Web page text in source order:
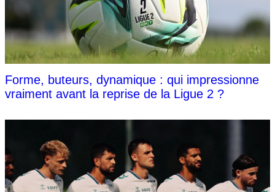
Forme, buteurs, dynamique : qui impressionne
vraiment avant la reprise de la Ligue 2 ?